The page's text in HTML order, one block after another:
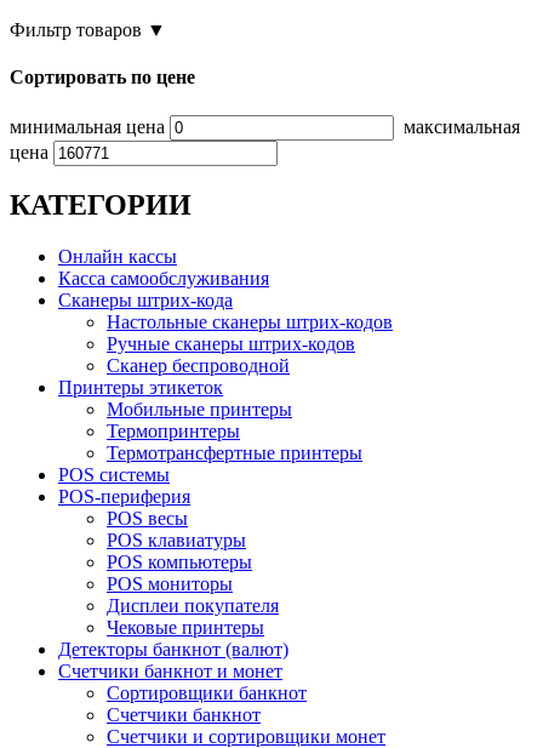
Фильтр товаров ▼
Сортировать по цене
минимальная цена
максимальная
цена
КАТЕГОРИИ
Онлайн кассы
Касса самообслуживания
Сканеры штрих-кода
Настольные сканеры штрих-кодов
Ручные сканеры штрих-кодов
Сканер беспроводной
Принтеры этикеток
Мобильные принтеры
Термопринтеры
Термотрансфертные принтеры
POS системы
POS-периферия
POS весы
POS клавиатуры
POS компьютеры
POS мониторы
Дисплеи покупателя
Чековые принтеры
Детекторы банкнот (валют)
Счетчики банкнот и монет
Сортировщики банкнот
Счетчики банкнот
Счетчики и сортировщики монет